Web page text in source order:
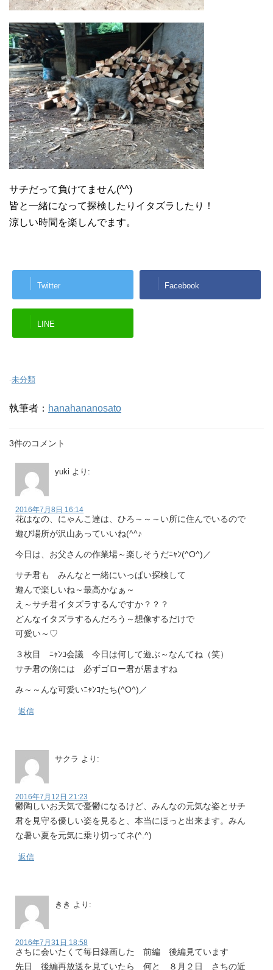
サチだって負けてません(^^)
皆と一緒になって探検したりイタズラしたり！
涼しい時間を楽しんでます。
Twitter Facebook
LINE
-未分類
執筆者： hanahananosato
3件のコメント
yuki より:
2016年7月8日 16:14
花はなの、にゃんこ達は、ひろ～～～い所に住んでいるので
遊び場所が沢山あっていいね(^^♪
今日は、お父さんの作業場～楽しそうだﾆｬﾝ(^O^)／
サチ君も みんなと一緒にいっぱい探検して
遊んで楽しいね～最高かなぁ～
え～サチ君イタズラするんですか？？？
どんなイタズラするんだろう～想像するだけで
可愛い～♡
３枚目 ﾆｬﾝｺ会議 今日は何して遊ぶ～なんてね（笑）
サチ君の傍には 必ずゴロー君が居ますね
み～～んな可愛いﾆｬﾝｺたち(^O^)／
返信
サクラ より:
2016年7月12日 21:23
鬱陶しいお天気で憂鬱になるけど、みんなの元気な姿とサチ
君を見守る優しい姿を見ると、本当にほっと出来ます。みん
な暑い夏を元気に乗り切ってネ(^.^)
返信
きき より:
2016年7月31日 18:58
さちに会いたくて毎日録画した 前編 後編見ています
先日 後編再放送を見ていたら 何と ８月２日 さちの近